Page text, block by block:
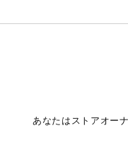
あなたはストアオー